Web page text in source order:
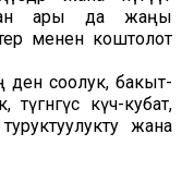
ары да жаңы
менен коштолот
ден соолук, бакыт-
түгөнгүс күч-кубат,
жана